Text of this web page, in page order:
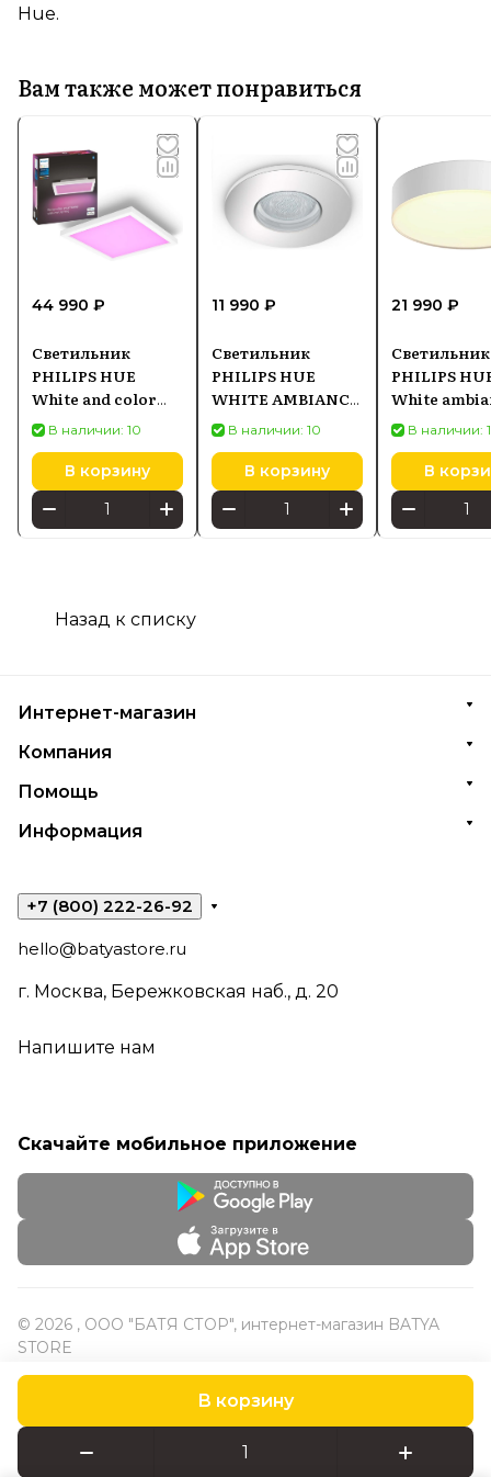
В корзину
Hue.
Вам также может понравиться
44 990 ₽
Светильник
PHILIPS HUE
White and color
ambiance 25W
Surimu
929003598001
В наличии: 10
В корзину
11 990 ₽
Светильник
PHILIPS HUE
WHITE AMBIANCE
ADORE 584660
В наличии: 10
В корзину
21 990 ₽
Светильник
PHILIPS
White
Enrave
В наличии:
В
Назад к списку
Интернет-магазин
Компания
Помощь
Информация
+7 (800) 222-26-92
hello@batyastore.ru
г. Москва, Бережковская наб., д. 20
Напишите нам
Скачайте мобильное приложение
© 2026 , ООО "БАТЯ СТОР", интернет-магазин BATYA
STORE
Конфиденциальность Оферта